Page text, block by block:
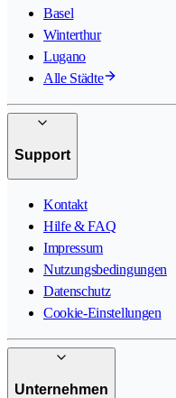
Basel
Winterthur
Lugano
Alle Städte
Support
Kontakt
Hilfe & FAQ
Impressum
Nutzungsbedingungen
Datenschutz
Cookie-Einstellungen
Unternehmen